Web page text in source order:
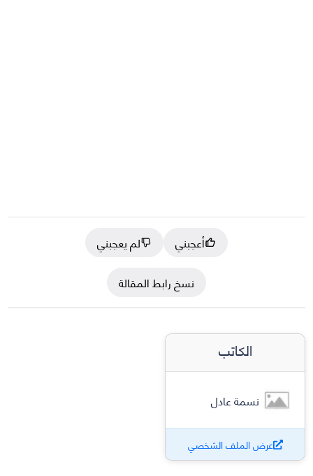
أعجبني
لم يعجبني
نسخ رابط المقالة
الكاتب
نسمة عادل
عرض الملف الشخصي